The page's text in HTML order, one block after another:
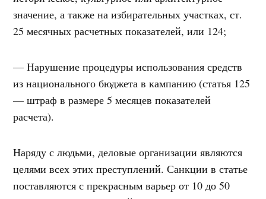
значение, а также на избирательных участках, ст.
25 месячных расчетных показателей, или 124;
— Нарушение процедуры использования средств
из национального бюджета в кампанию (статья 125
— штраф в размере 5 месяцев показателей
расчета).
Наряду с людьми, деловые организации являются
целями всех этих преступлений. Санкции в статье
поставляются с прекрасным варьер от 10 до 50